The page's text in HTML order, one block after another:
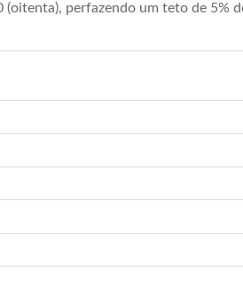
(oitenta), perfazendo um teto de 5%